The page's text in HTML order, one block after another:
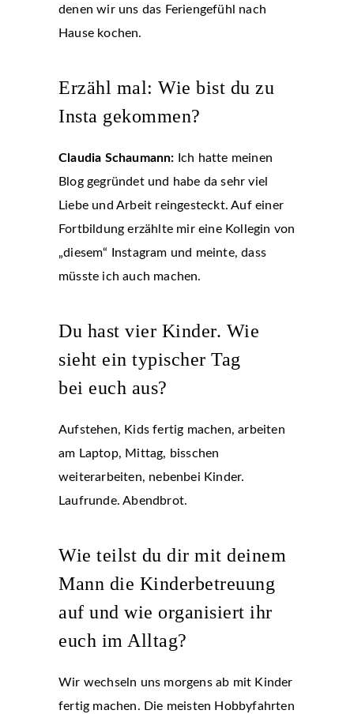
denen wir uns das Feriengefühl nach
Hause kochen.
Erzähl mal: Wie bist du zu
Insta gekommen?
Claudia Schaumann: Ich hatte meinen
Blog gegründet und habe da sehr viel
Liebe und Arbeit reingesteckt. Auf einer
Fortbildung erzählte mir eine Kollegin von
„diesem“ Instagram und meinte, dass
müsste ich auch machen.
Du hast vier Kinder. Wie
sieht ein typischer Tag
bei euch aus?
Aufstehen, Kids fertig machen, arbeiten
am Laptop, Mittag, bisschen
weiterarbeiten, nebenbei Kinder.
Laufrunde. Abendbrot.
Wie teilst du dir mit deinem
Mann die Kinderbetreuung
auf und wie organisiert ihr
euch im Alltag?
Wir wechseln uns morgens ab mit Kinder
fertig machen. Die meisten Hobbyfahrten